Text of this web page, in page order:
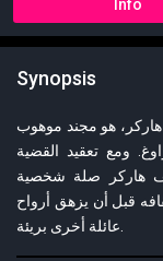
Info
Synopsis
هو مجند موهوب
ومع تعقيد القضية
هاركر صلة شخصية
قبل أن يزهق أرواح